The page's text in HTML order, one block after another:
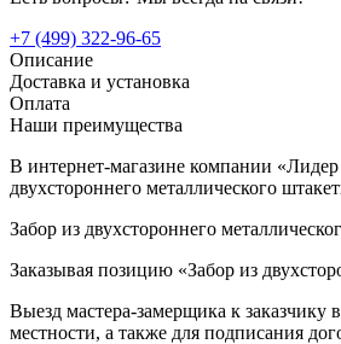
+7 (499) 322-96-65
Описание
Доставка и установка
Оплата
Наши преимущества
В интернет-магазине компании «Лидер
двухстороннего металлического
Забор из двухстороннего
Заказывая позицию «Забор из
Выезд мастера-замерщика к
местности, а также для подписания